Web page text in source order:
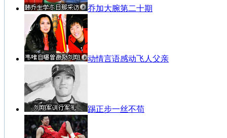
乔加大腕第二十期
动情言语感动飞人父亲
踢正步一丝不苟